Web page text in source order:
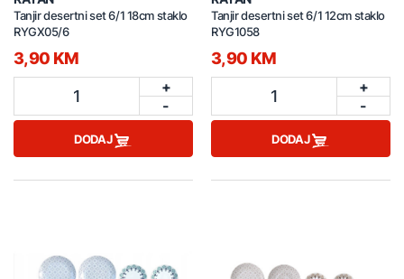
Tanjir desertni set 6/1 18cm staklo
RYGX05/6
3,90 KM
1
+
-
DODAJ
Tanjir desertni set 6/1 12cm staklo
RYG1058
3,90 KM
1
+
-
DODAJ